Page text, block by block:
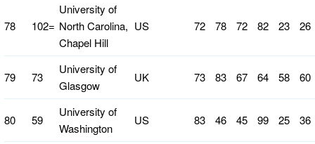
78 102=
University of
North Carolina,
Chapel Hill
US 72 78 72 82 23 26
79 73
University of
Glasgow
UK 73 83 67 64 58 60
80 59
University of
Washington
US 83 46 45 99 25 36